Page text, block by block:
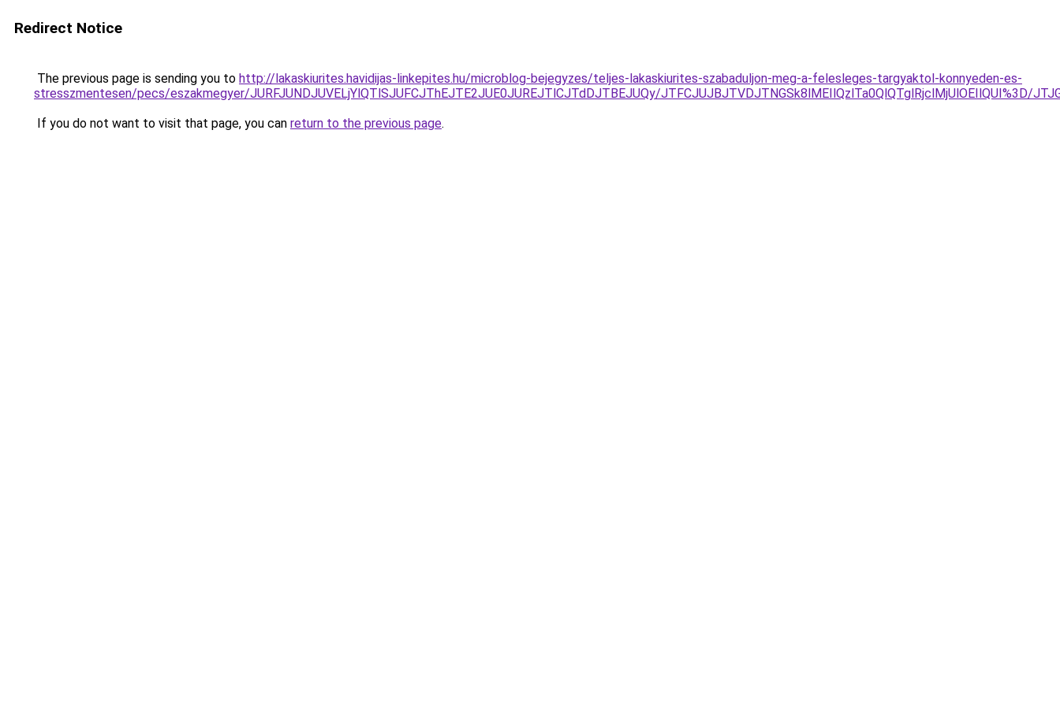
Redirect Notice
The previous page is sending you to http://lakaskiurites.havidijas-linkepites.hu/microblog-bejegyzes/teljes-lakaskiurites-szabaduljon-meg-a-felesleges-targyaktol-konnyeden-es-
stresszmentesen/pecs/eszakmegyer/JURFJUNDJUVELjYlQTlSJUFCJThEJTE2JUE0JUREJTlCJTdDJTBEJUQy/JTFCJUJBJTVDJTNGSk8lMEIlQzlTa0QlQTglRjclMjUlOEIlQUI%3D/
If you do not want to visit that page, you can return to the previous page.